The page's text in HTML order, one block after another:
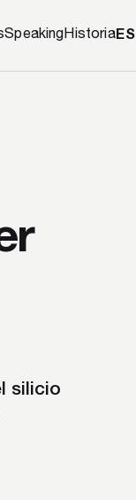
SpeakingHistoriaES
silicio